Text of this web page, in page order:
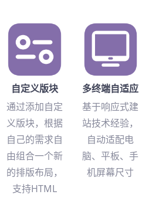
自定义版块
通过添加自定
义版块，根据
自己的需求自
由组合一个新
的排版布局，
支持HTML
多终端自适应
基于响应式建
站技术经验，
自动适配电
脑、平板、手
机屏幕尺寸